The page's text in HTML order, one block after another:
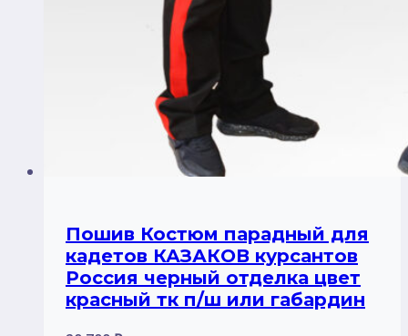
Пошив Костюм парадный для
кадетов КАЗАКОВ курсантов
Россия черный отделка цвет
красный тк п/ш или габардин